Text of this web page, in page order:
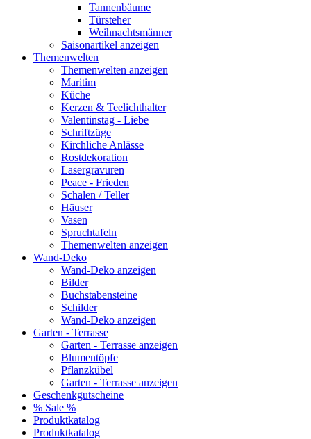
Tannenbäume
Türsteher
Weihnachtsmänner
Saisonartikel anzeigen
Themenwelten
Themenwelten anzeigen
Maritim
Küche
Kerzen & Teelichthalter
Valentinstag - Liebe
Schriftzüge
Kirchliche Anlässe
Rostdekoration
Lasergravuren
Peace - Frieden
Schalen / Teller
Häuser
Vasen
Spruchtafeln
Themenwelten anzeigen
Wand-Deko
Wand-Deko anzeigen
Bilder
Buchstabensteine
Schilder
Wand-Deko anzeigen
Garten - Terrasse
Garten - Terrasse anzeigen
Blumentöpfe
Pflanzkübel
Garten - Terrasse anzeigen
Geschenkgutscheine
% Sale %
Produktkatalog
Produktkatalog